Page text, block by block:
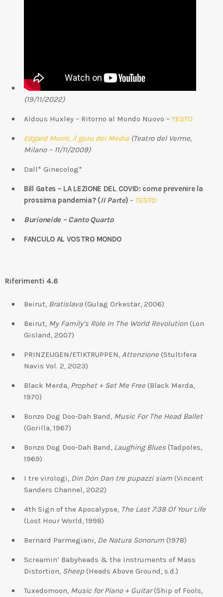
(19/11/2022)
Aldous Huxley – Ritorno al Mondo Nuovo –TESTO
Edgard Morin, il guru dei Media(Teatro del Verme,
Milano – 11/11/2009)
Dall* Ginecolog*
Bill Gates – LA LEZIONE DEL COVID: come prevenire la
prossima pandemia? (II Parte) –TESTO
Burioneide – Canto Quarto
FANCULO AL VOSTRO MONDO
Riferimenti 4.6
Beirut, Bratislava(Gulag Orkestar, 2006)
Beirut, My Family’s Role In The World Revolution (Lon
Gisland, 2007)
PRINZEUGEN/ETIKTRUPPEN, Attenzione (Stultifera
Navis Vol. 2, 2023)
Black Merda, Prophet + Set Me Free (Black Merda,
1970)
Bonzo Dog Doo-Dah Band, Music For The Head Ballet
(Gorilla, 1967)
Bonzo Dog Doo-Dah Band, Laughing Blues (Tadpoles,
1969)
I tre virologi, Din Don Dan tre pupazzi siam (Vincent
Sanders Channel, 2022)
4th Sign of the Apocalypse, The Last 7:38 Of Your Life
(Lost Hour World, 1998)
Bernard Parmegiani, De Natura Sonorum (1978)
Screamin’ Babyheads & the Instruments of Mass
Distortion, Sheep (Heads Above Ground, s.d.)
Tuxedomoon, Music for Piano + Guitar(Ship of Fools,